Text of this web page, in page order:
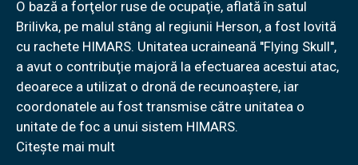
O bază a forţelor ruse de ocupaţie, aflată în satul
Brilivka, pe malul stâng al regiunii Herson, a fost lovită
cu rachete HIMARS. Unitatea ucraineană ''Flying Skull'',
a avut o contribuţie majoră la efectuarea acestui atac,
deoarece a utilizat o dronă de recunoaștere, iar
coordonatele au fost transmise către unitatea o
unitate de foc a unui sistem HIMARS.
Citește mai mult